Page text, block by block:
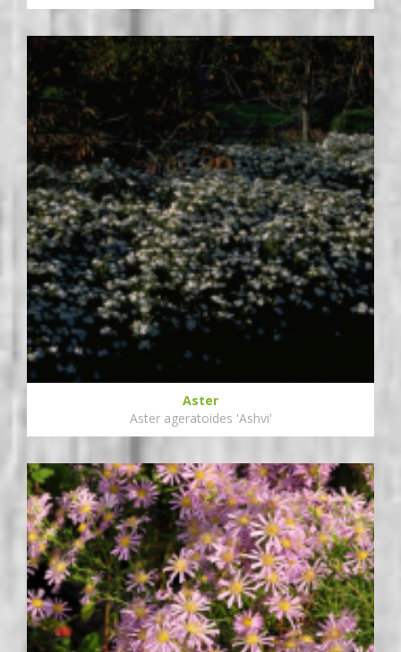
Aster
Aster ageratoides 'Ashvi'